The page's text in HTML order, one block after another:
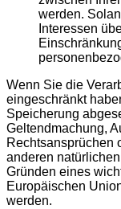
werden.
Interessen
Wenn Sie die
eingeschränkt
Speicherung
Geltendmachung,
Rechtsansprüchen
anderen
Gründen eines
Europäischen
werden.